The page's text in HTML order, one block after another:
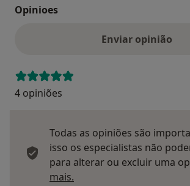
Opinioes
Enviar opinião
4 opiniões
Todas as opiniões são
isso os especialistas não
para alterar ou excluir uma
mais.